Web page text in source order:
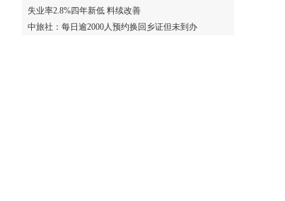
失业率2.8%四年新低 料续改善
中旅社：每日逾2000人预约换回乡证但未到办